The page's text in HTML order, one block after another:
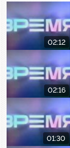
02:12
02:16
01:30